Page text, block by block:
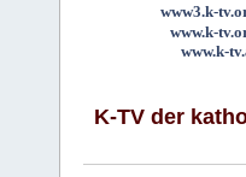
www3.k-
www.k-
www.k-
K-TV der